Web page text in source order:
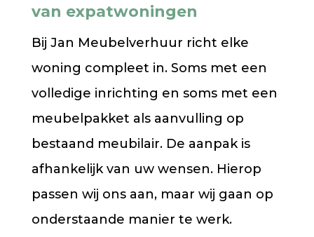
van expatwoningen
Bij Jan Meubelverhuur richt elke
woning compleet in. Soms met een
volledige inrichting en soms met een
meubelpakket als aanvulling op
bestaand meubilair. De aanpak is
afhankelijk van uw wensen. Hierop
passen wij ons aan, maar wij gaan op
onderstaande manier te werk.